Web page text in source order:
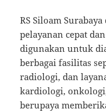
RS Siloam
pelayanan cepat
digunakan untuk
berbagai fasilitas
radiologi, dan
kardiologi,
berupaya